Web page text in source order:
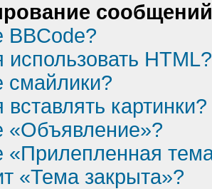
BBCode?
использовать HTML?
смайлики?
картинки?
«Объявление»?
«Прилепленная
«Тема закрыта»?